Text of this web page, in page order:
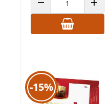
ANZAHL VERRINGERN
-15%